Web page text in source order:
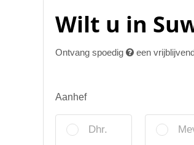
Wilt u in
Ontvang spoedig een
Aanhef
Dhr.